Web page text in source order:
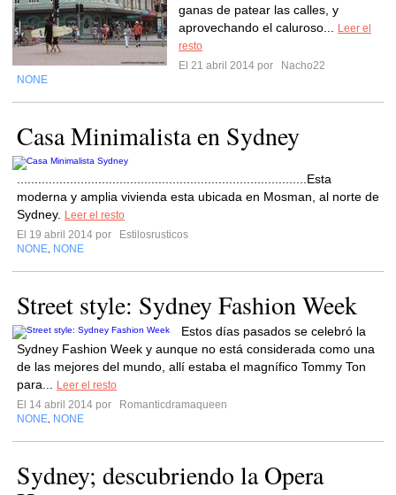
ganas de patear las calles, y
aprovechando el caluroso...
Leer el
resto
El 21 abril 2014 por
Nacho22
NONE
Casa Minimalista en Sydney
..................................................................................Esta
moderna y amplia vivienda esta ubicada en Mosman, al norte de
Sydney.
Leer el resto
El 19 abril 2014 por
Estilosrusticos
NONE NONE
Street style: Sydney Fashion Week
Estos días pasados se celebró la
Sydney Fashion Week y aunque no está considerada como una
de las mejores del mundo, allí estaba el magnífico Tommy Ton
para...
Leer el resto
El 14 abril 2014 por
Romanticdramaqueen
NONE NONE
Sydney; descubriendo la Opera